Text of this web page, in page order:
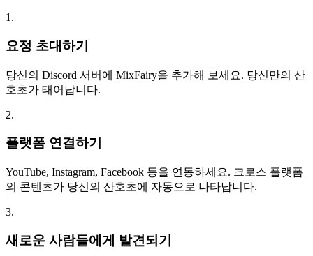
1.
요정 초대하기
당신의 Discord 서버에 MixFairy을 추가해 보세요. 당신만의 산
호초가 태어납니다.
2.
플랫폼 연결하기
YouTube, Instagram, Facebook 등을 연동하세요. 크로스 플랫폼
의 콘텐츠가 당신의 산호초에 자동으로 나타납니다.
3.
새로운 사람들에게 발견되기